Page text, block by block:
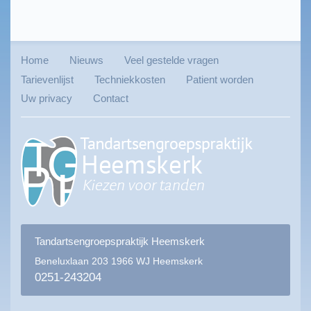
Home Nieuws
Veel gestelde vragen
Tarievenlijst
Techniekkosten
Patient worden
Uw privacy
Contact
Tandartsengroepspraktijk Heemskerk
Beneluxlaan 203 1966 WJ Heemskerk
0251-243204